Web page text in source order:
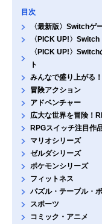
目次
〈最新版〉Switchゲ
〈PICK UP!〉
〈PICK UP!〉
ト
みんなで盛り上がる
冒険アクション
アドベンチャー
広大な世界を冒険！
RPGスイッチ注目作
マリオシリーズ
ゼルダシリーズ
ポケモンシリーズ
フィットネス
パズル・テーブル・
スポーツ
コミック・アニメ